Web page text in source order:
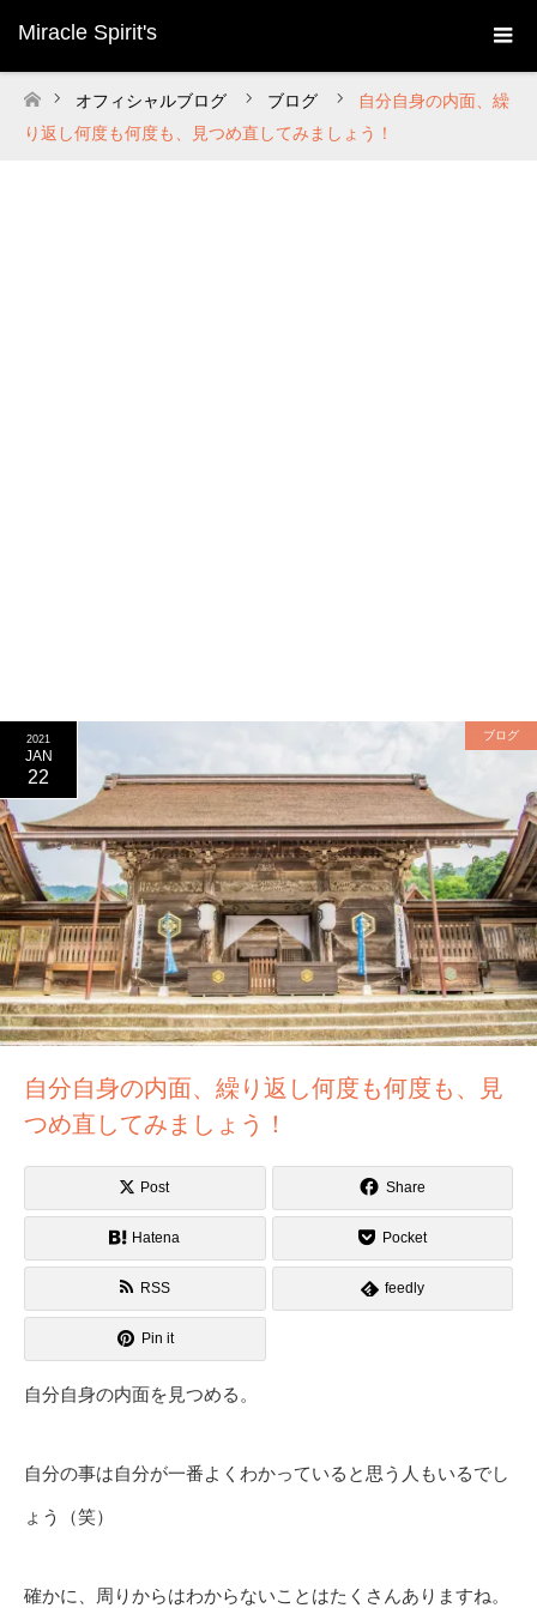
Miracle Spirit's
ホーム
オフィシャルブログ ブログ
自分自身の内面、繰
り返し何度も何度も、見つめ直してみましょう！
2021
JAN
22
ブログ
自分自身の内面、繰り返し何度も何度も、見
つめ直してみましょう！
Post Share
Hatena Pocket
RSS feedly
Pin it
自分自身の内面を見つめる。
自分の事は自分が一番よくわかっていると思う人もいるでし
ょう（笑）
確かに、周りからはわからないことはたくさんありますね。